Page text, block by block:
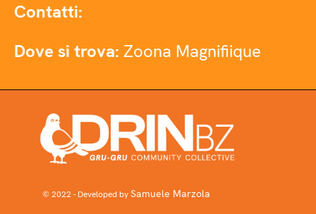
Contatti:
Dove si trova: Zoona Magnifiique
© 2022 - Developed bySamuele Marzola